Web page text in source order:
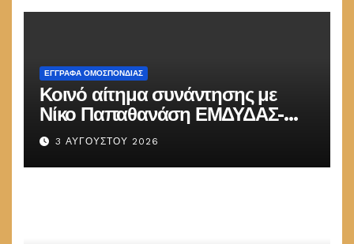
ΕΓΓΡΑΦΑ ΟΜΟΣΠΟΝΔΙΑΣ
Κοινό αίτημα συνάντησης με
Νίκο Παπαθανάση ΕΜΔΥΔΑΣ-
ΠΟΜΗΤΕΔΥ
3 ΑΥΓΟΎΣΤΟΥ 2026